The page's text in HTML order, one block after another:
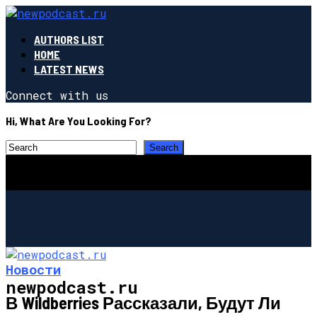
AUTHORS LIST
HOME
LATEST NEWS
Connect with us
Hi, What Are You Looking For?
newpodcast.ru
Новости
В Wildberriеs Рассказали, Будут Ли